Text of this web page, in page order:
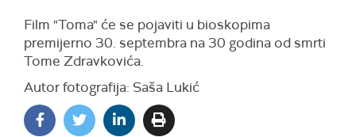
Film "Toma" će se pojaviti u bioskopima
premijerno 30. septembra na 30 godina od smrti
Tome Zdravkovića.
Autor fotografija: Saša Lukić